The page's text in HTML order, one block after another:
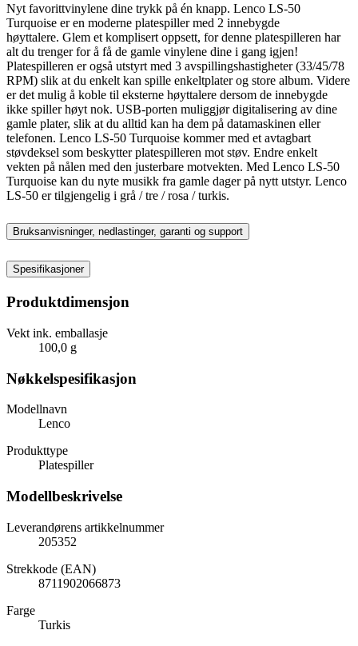
Nyt favorittvinylene dine trykk på én knapp. Lenco LS-50
Turquoise er en moderne platespiller med 2 innebygde
høyttalere. Glem et komplisert oppsett, for denne platespilleren har
alt du trenger for å få de gamle vinylene dine i gang igjen!
Platespilleren er også utstyrt med 3 avspillingshastigheter (33/45/78
RPM) slik at du enkelt kan spille enkeltplater og store album. Videre
er det mulig å koble til eksterne høyttalere dersom de innebygde
ikke spiller høyt nok. USB-porten muliggjør digitalisering av dine
gamle plater, slik at du alltid kan ha dem på datamaskinen eller
telefonen. Lenco LS-50 Turquoise kommer med et avtagbart
støvdeksel som beskytter platespilleren mot støv. Endre enkelt
vekten på nålen med den justerbare motvekten. Med Lenco LS-50
Turquoise kan du nyte musikk fra gamle dager på nytt utstyr. Lenco
LS-50 er tilgjengelig i grå / tre / rosa / turkis.
Bruksanvisninger, nedlastinger, garanti og support
Spesifikasjoner
Produktdimensjon
Vekt ink. emballasje
100,0 g
Nøkkelspesifikasjon
Modellnavn
Lenco
Produkttype
Platespiller
Modellbeskrivelse
Leverandørens artikkelnummer
205352
Strekkode (EAN)
8711902066873
Farge
Turkis